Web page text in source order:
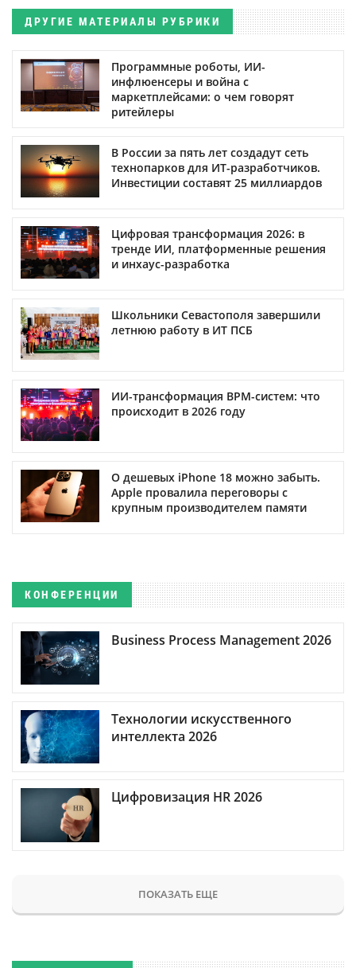
ДРУГИЕ МАТЕРИАЛЫ РУБРИКИ
Программные роботы, ИИ-
инфлюенсеры и война с
маркетплейсами: о чем говорят
ритейлеры
В России за пять лет создадут сеть
технопарков для ИТ-разработчиков.
Инвестиции составят 25 миллиардов
Цифровая трансформация 2026: в
тренде ИИ, платформенные решения
и инхаус-разработка
Школьники Севастополя завершили
летнюю работу в ИТ ПСБ
ИИ-трансформация BPM-систем: что
происходит в 2026 году
О дешевых iPhone 18 можно забыть.
Apple провалила переговоры с
крупным производителем памяти
КОНФЕРЕНЦИИ
Business Process Management 2026
Технологии искусственного
интеллекта 2026
Цифровизация HR 2026
ПОКАЗАТЬ ЕЩЕ